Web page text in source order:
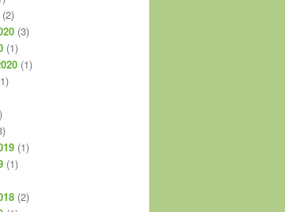
(2)
(3)
(1)
(1)
(1)
(1)
(2)